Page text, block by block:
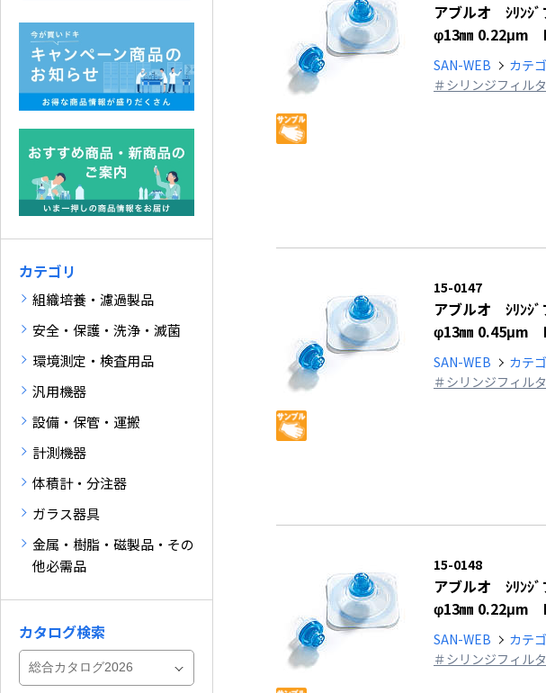
アブルオ ｼﾘﾝｼ
φ13㎜ 0.22μm
SAN-WEB カテ
＃シリンジフィル
15-0147
アブルオ ｼﾘﾝｼ
φ13㎜ 0.45μm
SAN-WEB カテ
＃シリンジフィル
15-0148
アブルオ ｼﾘﾝｼ
φ13㎜ 0.22μm
SAN-WEB カテ
＃シリンジフィル
カテゴリ
組織培養・濾過製品
安全・保護・洗浄・滅菌
環境測定・検査用品
汎用機器
設備・保管・運搬
計測機器
体積計・分注器
ガラス器具
金属・樹脂・磁製品・その
他必需品
カタログ検索